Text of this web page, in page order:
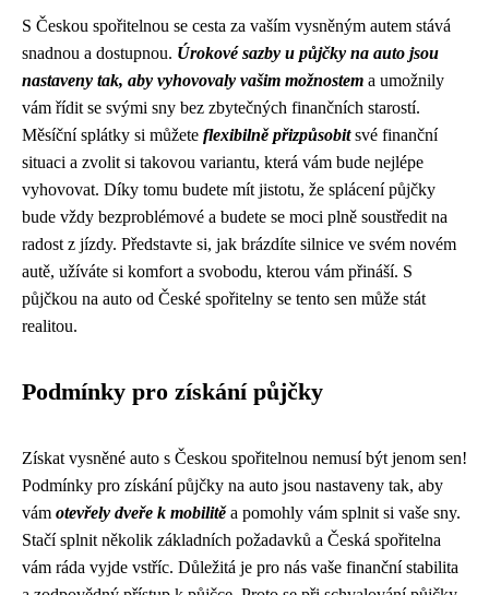
S Českou spořitelnou se cesta za vaším vysněným autem stává
snadnou a dostupnou. Úrokové sazby u půjčky na auto jsou
nastaveny tak, aby vyhovovaly vašim možnostem a umožnily
vám řídit se svými sny bez zbytečných finančních starostí.
Měsíční splátky si můžete flexibilně přizpůsobitsvé finanční
situaci a zvolit si takovou variantu, která vám bude nejlépe
vyhovovat. Díky tomu budete mít jistotu, že splácení půjčky
bude vždy bezproblémové a budete se moci plně soustředit na
radost z jízdy. Představte si, jak brázdíte silnice ve svém novém
autě, užíváte si komfort a svobodu, kterou vám přináší. S
půjčkou na auto od České spořitelny se tento sen může stát
realitou.
Podmínky pro získání půjčky
Získat vysněné auto s Českou spořitelnou nemusí být jenom sen!
Podmínky pro získání půjčky na auto jsou nastaveny tak, aby
vám otevřely dveře k mobilitěa pomohly vám splnit si vaše sny.
Stačí splnit několik základních požadavků a Česká spořitelna
vám ráda vyjde vstříc. Důležitá je pro nás vaše finanční stabilita